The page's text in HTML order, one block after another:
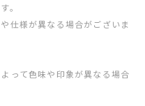
。
仕様が異なる場合がございま
って色味や印象が異なる場合